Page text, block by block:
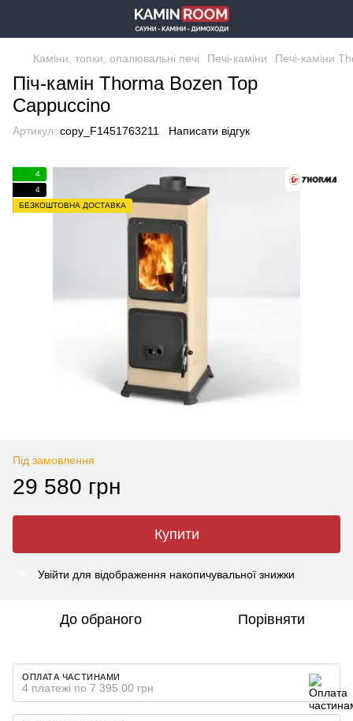
Каміни, топки, опалювальні печі Печі-каміни Печі-каміни
Піч-камін Thorma Bozen Top
Cappuccino
Артикул: copy_F1451763211 Написати відгук
4
4
БЕЗКОШТОВНА ДОСТАВКА
Під замовлення
29 580 грн
Купити
Увійти для відображення накопичувальної знижки
До обраного Порівняти
ОПЛАТА ЧАСТИНАМИ
4 платежі по 7 395.00 грн